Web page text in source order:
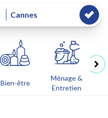
Bien-être
Ménage &
Entretien